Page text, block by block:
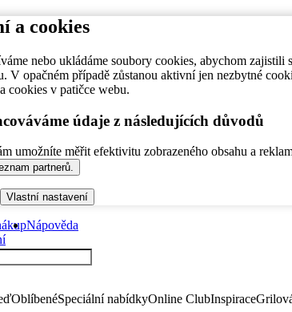
a cookies
nebo ukládáme soubory cookies, abychom
V opačném případě zůstanou aktivní jen nezbytné
cookies v patičce webu.
údaje z následujících důvodů
umožníte měřit efektivitu zobrazeného obsahu a
partnerů.
Vlastní nastavení
Nápověda
OblíbenéSpeciální nabídkyOnline ClubInspirace